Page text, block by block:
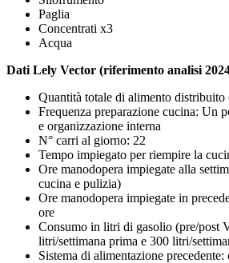
Paglia
Concentrati x3
Acqua
Dati Lely Vector (riferimento analisi
Quantità totale di alimento distribuito
Frequenza preparazione cucina: Un
e organizzazione interna
N° carri al giorno: 22
Tempo impiegato per riempire la
Ore manodopera impiegate alla
cucina e pulizia)
Ore manodopera impiegate in
ore
Consumo in litri di gasolio (pre/post
litri/settimana prima e 300 litri/
Sistema di alimentazione precedente: